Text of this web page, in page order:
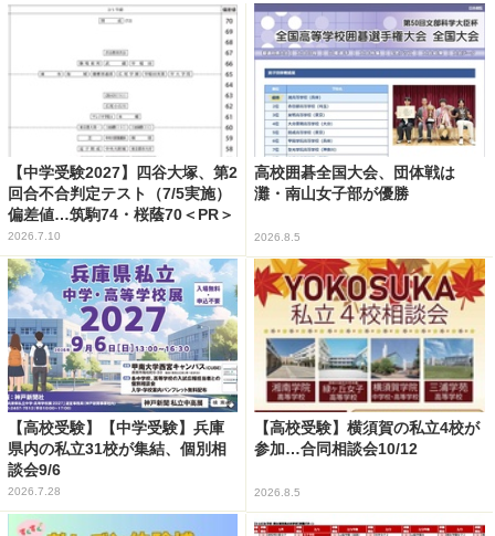
【中学受験2027】四谷大塚、第2
回合不合判定テスト（7/5実施）
偏差値…筑駒74・桜蔭70＜PR＞
2026.7.10
高校囲碁全国大会、団体戦は
灘・南山女子部が優勝
2026.8.5
【高校受験】【中学受験】兵庫
県内の私立31校が集結、個別相
談会9/6
2026.7.28
【高校受験】横須賀の私立4校が
参加…合同相談会10/12
2026.8.5